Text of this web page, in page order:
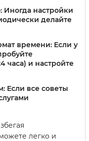
: Иногда настройки
делайте
времени: Если у
часа) и настройте
: Если все советы
легко и